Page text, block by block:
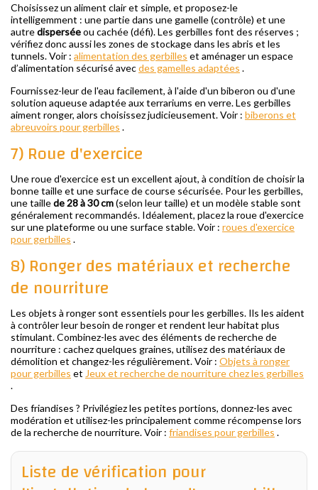
Choisissez un aliment clair et simple, et proposez-le
intelligemment : une partie dans une gamelle (contrôle) et une
autredisperséeou cachée (défi). Les gerbilles font des réserves ;
vérifiez donc aussi les zones de stockage dans les abris et les
tunnels. Voir : alimentation des gerbilles et aménager un espace
d’alimentation sécurisé avecdes gamelles adaptées .
Fournissez-leur de l'eau facilement, à l'aide d'un biberon ou d'une
solution aqueuse adaptée aux terrariums en verre. Les gerbilles
aiment ronger, alors choisissez judicieusement. Voir : biberons et
abreuvoirs pour gerbilles .
7) Roue d'exercice
Une roue d'exercice est un excellent ajout, à condition de choisir la
bonne taille et une surface de course sécurisée. Pour les gerbilles,
une taillede 28 à 30 cm(selon leur taille) et un modèle stable sont
généralement recommandés. Idéalement, placez la roue d'exercice
sur une plateforme ou une surface stable. Voir : roues d'exercice
pour gerbilles .
8) Ronger des matériaux et recherche
de nourriture
Les objets à ronger sont essentiels pour les gerbilles. Ils les aident
à contrôler leur besoin de ronger et rendent leur habitat plus
stimulant. Combinez-les avec des éléments de recherche de
nourriture : cachez quelques graines, utilisez des matériaux de
démolition et changez-les régulièrement. Voir : Objets à ronger
pour gerbilles et Jeux et recherche de nourriture chez les gerbilles
.
Des friandises ? Privilégiez les petites portions, donnez-les avec
modération et utilisez-les principalement comme récompense lors
de la recherche de nourriture. Voir : friandises pour gerbilles .
Liste de vérification pour